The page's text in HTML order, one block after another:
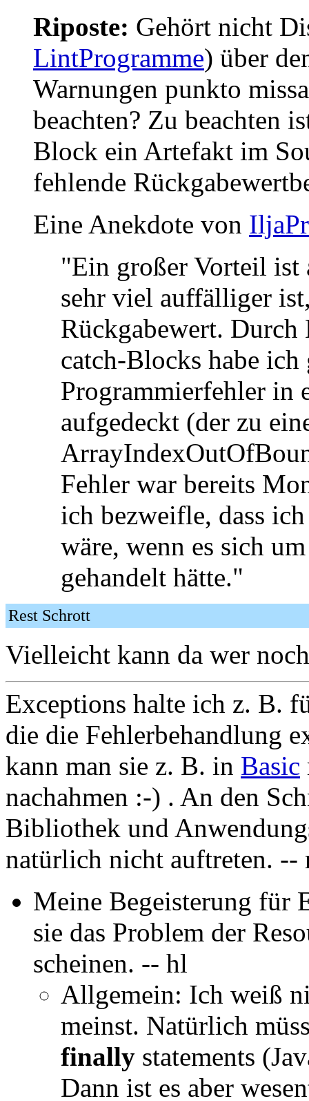
Riposte: Gehört nicht
LintProgramme) über
Warnungen punkto
beachten? Zu beachten
Block ein Artefakt im
fehlende
Eine Anekdote von
"Ein großer Vorteil ist
sehr viel auffälliger
Rückgabewert. Durch
catch-Blocks habe ich
Programmierfehler in
aufgedeckt (der zu
Fehler war bereits
ich bezweifle, dass
wäre, wenn es sich
gehandelt hätte."
Rest Schrott
Vielleicht kann da wer
Exceptions halte ich z. B.
die die Fehlerbehandlung
kann man sie z. B. in Basic
nachahmen :-) . An den
Bibliothek und
natürlich nicht auftreten. --
Meine Begeisterung für
sie das Problem der
scheinen. -- hl
Allgemein: Ich weiß
meinst. Natürlich
finally statements
Dann ist es aber